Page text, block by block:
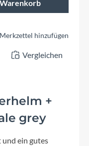
hinzufügen
Vergleichen
+
grey
und ein gutes